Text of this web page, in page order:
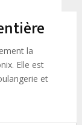
la
Elle est
et